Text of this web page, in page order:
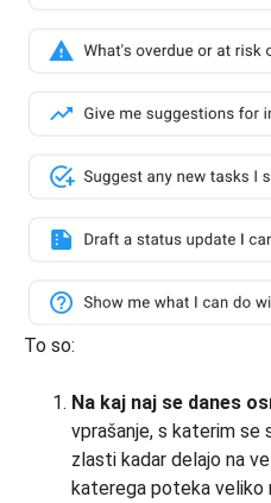
To so:
Na kaj naj se danes
vprašanje, s katerim se
zlasti kadar delajo na
katerega poteka veliko